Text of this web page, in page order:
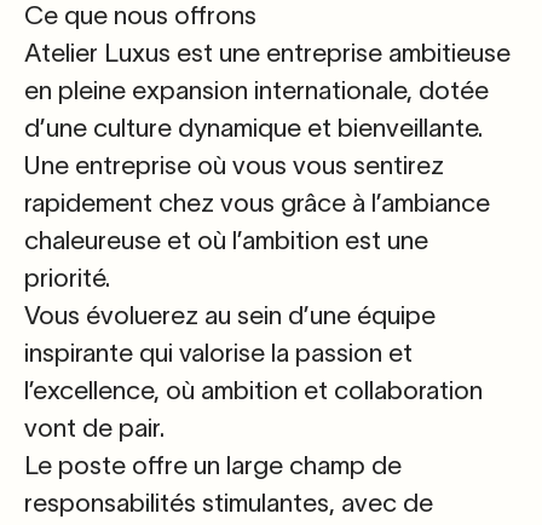
Ce que nous offrons
Atelier Luxus est une entreprise ambitieuse
en pleine expansion internationale, dotée
d’une culture dynamique et bienveillante.
Une entreprise où vous vous sentirez
rapidement chez vous grâce à l’ambiance
chaleureuse et où l’ambition est une
priorité.
Vous évoluerez au sein d’une équipe
inspirante qui valorise la passion et
l’excellence, où ambition et collaboration
vont de pair.
Le poste offre un large champ de
responsabilités stimulantes, avec de